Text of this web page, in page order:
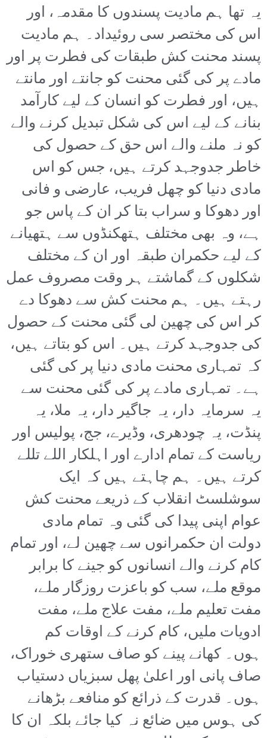
یہ تھا ہم مادیت پسندوں کا مقدمہ، اور
اس کی مختصر سی روئیداد۔ ہم مادیت
پسند محنت کش طبقات کی فطرت پر اور
مادے پر کی گئی محنت کو جانتے اور مانتے
ہیں، اور فطرت کو انسان کے لیے کارآمد
بنانے کے لیے اس کی شکل تبدیل کرنے والے
کو نہ ملنے والے اس حق کے حصول کی
خاطر جدوجہد کرتے ہیں، جس کو اس
مادی دنیا کو چھل فریب، عارضی و فانی
اور دھوکا و سراب بتا کر ان کے پاس جو
ہے، وہ بھی مختلف ہتھکنڈوں سے ہتھیانے
کے لیے حکمران طبقہ اور ان کے مختلف
شکلوں کے گماشتے ہر وقت مصروف عمل
رہتے ہیں۔ ہم محنت کش سے دھوکا دے
کر اس کی چھین لی گئی محنت کے حصول
کی جدوجہد کرتے ہیں۔ اس کو بتاتے ہیں،
کہ تمہاری محنت مادی دنیا پر کی گئی
ہے۔ تمہاری مادے پر کی گئی محنت سے
یہ سرمایہ دار، یہ جاگیر دار، یہ ملا، یہ
پنڈت، یہ چودھری، وڈیرے، جج، پولیس اور
ریاست کے تمام ادارے اور اہلکار اللے تللے
کرتے ہیں۔ ہم چاہتے ہیں کہ ایک
سوشلسٹ انقلاب کے ذریعے محنت کش
عوام اپنی پیدا کی گئی وہ تمام مادی
دولت ان حکمرانوں سے چھین لے، اور تمام
کام کرنے والے انسانوں کو جینے کا برابر
موقع ملے، سب کو باعزت روزگار ملے،
مفت تعلیم ملے، مفت علاج ملے، مفت
ادویات ملیں، کام کرنے کے اوقات کم
ہوں۔ کھانے پینے کو صاف ستھری خوراک،
صاف پانی اور اعلیٰ پھل سبزیاں دستیاب
ہوں۔ قدرت کے ذرائع کو منافعے بڑھانے
کی ہوس میں ضائع نہ کیا جائے بلکہ ان کا